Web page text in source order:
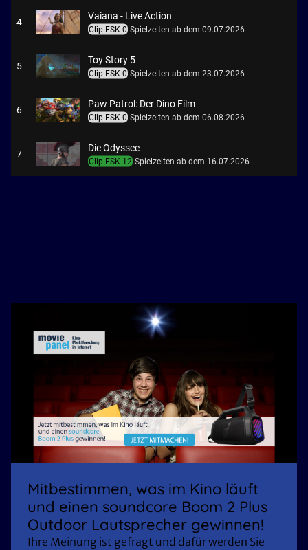
4
Vaiana - Live Action
Clip-FSK 0 Spielzeiten ab dem 09.07.2026
5
Toy Story 5
Clip-FSK 0 Spielzeiten ab dem 23.07.2026
6
Paw Patrol: Der Dino Film
Clip-FSK 0 Spielzeiten ab dem 06.08.2026
7
Die Odyssee
Clip-FSK 12 Spielzeiten ab dem 16.07.2026
Mitbestimmen, was im Kino läuft
und einen soundcore Boom 2 Plus
Outdoor Lautsprecher gewinnen!
Ihre Meinung ist gefragt und dafür werden Sie